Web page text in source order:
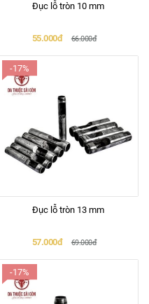
Đục lỗ tròn 10 mm
55.000đ 66.000đ
-17%
Đục lỗ tròn 13 mm
57.000đ 69.000đ
-17%